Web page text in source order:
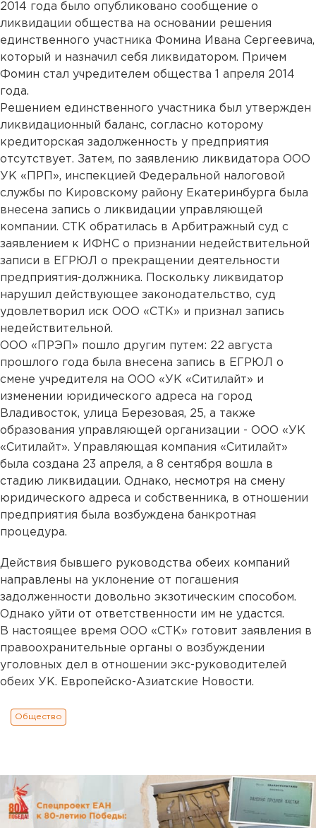
2014 года было опубликовано сообщение о
ликвидации общества на основании решения
единственного участника Фомина Ивана Сергеевича,
который и назначил себя ликвидатором. Причем
Фомин стал учредителем общества 1 апреля 2014
года.
Решением единственного участника был утвержден
ликвидационный баланс, согласно которому
кредиторская задолженность у предприятия
отсутствует. Затем, по заявлению ликвидатора ООО
УК «ПРП», инспекцией Федеральной налоговой
службы по Кировскому району Екатеринбурга была
внесена запись о ликвидации управляющей
компании. СТК обратилась в Арбитражный суд с
заявлением к ИФНС о признании недействительной
записи в ЕГРЮЛ о прекращении деятельности
предприятия-должника. Поскольку ликвидатор
нарушил действующее законодательство, суд
удовлетворил иск ООО «СТК» и признал запись
недействительной.
ООО «ПРЭП» пошло другим путем: 22 августа
прошлого года была внесена запись в ЕГРЮЛ о
смене учредителя на ООО «УК «Ситилайт» и
изменении юридического адреса на город
Владивосток, улица Березовая, 25, а также
образования управляющей организации - ООО «УК
«Ситилайт». Управляющая компания «Ситилайт»
была создана 23 апреля, а 8 сентября вошла в
стадию ликвидации. Однако, несмотря на смену
юридического адреса и собственника, в отношении
предприятия была возбуждена банкротная
процедура.
Действия бывшего руководства обеих компаний
направлены на уклонение от погашения
задолженности довольно экзотическим способом.
Однако уйти от ответственности им не удастся.
В настоящее время ООО «СТК» готовит заявления в
правоохранительные органы о возбуждении
уголовных дел в отношении экс-руководителей
обеих УК. Европейско-Азиатские Новости.
Общество